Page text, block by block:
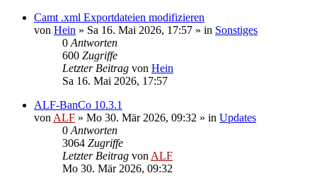
Camt .xml Exportdateien modifizieren
von Hein » Sa 16. Mai 2026, 17:57 » in Sonstiges
0 Antworten
600 Zugriffe
Letzter Beitrag von Hein
Sa 16. Mai 2026, 17:57
ALF-BanCo 10.3.1
von ALF » Mo 30. Mär 2026, 09:32 » in Updates
0 Antworten
3064 Zugriffe
Letzter Beitrag von ALF
Mo 30. Mär 2026, 09:32